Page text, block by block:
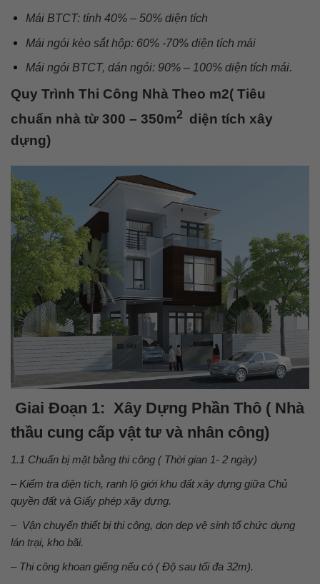
Mái BTCT: tính 40% – 50% diện tích
Mái ngói kèo sắt hộp: 60% -70% diện tích mái
Mái ngói BTCT, dán ngói: 90% – 100% diện tích mái.
Quy Trình Thi Công Nhà Theo m2( Tiêu
chuẩn nhà từ 300 – 350m2
diện tích xây
dựng)
Giai Đoạn 1: Xây Dựng Phần Thô ( Nhà
thầu cung cấp vật tư và nhân công)
1.1 Chuẩn bị mặt bằng thi công ( Thời gian 1- 2 ngày)
– Kiểm tra diện tích, ranh lộ giới khu đất xây dựng giữa Chủ
quyền đất và Giấy phép xây dựng.
– Vận chuyển thiết bị thi công, dọn dẹp vệ sinh tổ chức dựng
lán trại, kho bãi.
– Thi công khoan giếng nếu có ( Độ sau tối đa 32m).